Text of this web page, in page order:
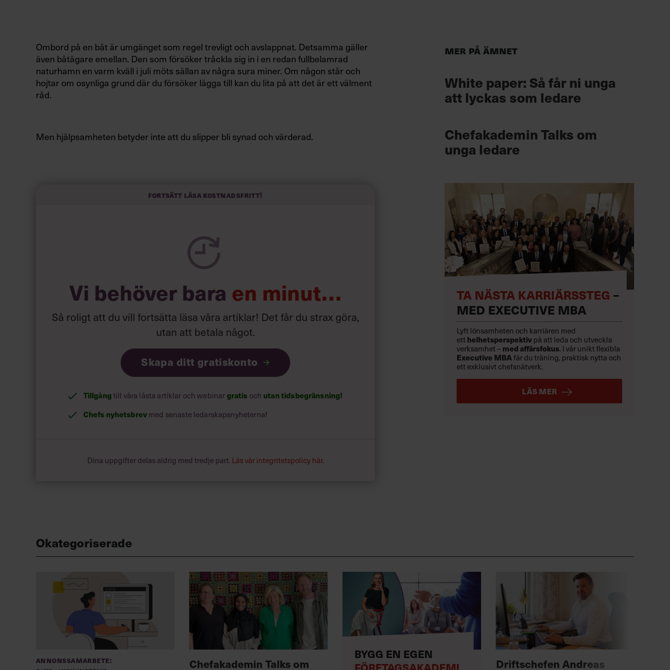
Ombord på en båt är umgänget som regel trevligt och avslappnat. Detsamma gäller
även båtägare emellan. Den som försöker tråckla sig in i en redan fullbelamrad
naturhamn en varm kväll i juli möts sällan av några sura miner. Om någon står och
hojtar om osynliga grund där du försöker lägga till kan du lita på att det är ett välment
råd.
Men hjälpsamheten betyder inte att du slipper bli synad och värderad.
än bara pengar och prylar. Det spelar ingen roll om dina båtgrannar har en 40 fots
lyxcontainer eller en risig Maxi 77:a. Alla kommer att följa dina tilläggningsmanövrer
Om du vill vara en riktig snitsare som seglar hela vägen in i hamn och river spinnakern
i sista sekunden krävs det år av träning.
Fortsätt läsa kostnadsfritt!
Vi behöver bara en minut…
Så roligt att du vill fortsätta läsa våra artiklar! Det får du strax göra,
utan att betala något.
Skapa ditt gratiskonto
Tillgång till våra låsta artiklar och webinar gratis och utan tidsbegränsning!
Chefs nyhetsbrev med senaste ledarskapsnyheterna!
Dina uppgifter delas aldrig med tredje part. Läs vår integritetspolicy här.
Mer på ämnet
White paper: Så får ni unga
att lyckas som ledare
Chefakademin Talks om
unga ledare
TA NÄSTA KARRIÄRSSTEG –
MED EXECUTIVE MBA
Lyft lönsamheten och karriären med
ett helhetsperspektiv på att leda och utveckla
verksamhet – med affärsfokus. I vår unikt flexibla
Executive MBA får du träning, praktisk nytta och
ett exklusivt chefsnätverk.
LÄS MER
Okategoriserade
Annonssamarbete:
Chefakademin Talks om
BYGG EN EGEN
Driftschefen Andreas